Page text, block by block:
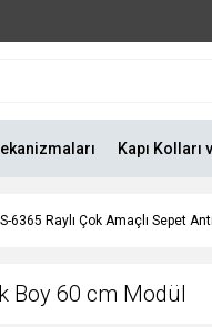
Kapı Kolları
6365 Raylı Çok Amaçlı Sepet
Boy 60 cm Modül